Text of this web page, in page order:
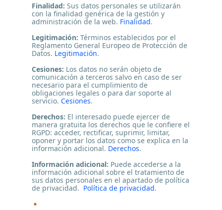
Finalidad: Sus datos personales se utilizarán
con la finalidad genérica de la gestión y
administración de la web. Finalidad.
Legitimación: Términos establecidos por el
Reglamento General Europeo de Protección de
Datos. Legitimación.
Cesiones: Los datos no serán objeto de
comunicación a terceros salvo en caso de ser
necesario para el cumplimiento de
obligaciones legales o para dar soporte al
servicio. Cesiones.
Derechos: El interesado puede ejercer de
manera gratuita los derechos que le confiere el
RGPD: acceder, rectificar, suprimir, limitar,
oponer y portar los datos como se explica en la
información adicional. Derechos.
Información adicional: Puede accederse a la
información adicional sobre el tratamiento de
sus datos personales en el apartado de política
de privacidad. Política de privacidad.
Requerido